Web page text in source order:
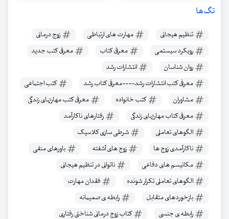
تگ‌ها
تنظیم هیجانی مهارت های ارتباطی
زوج درمانی
رویکرد سیستمی
معرفی کتاب
معرفی کتب جدید
روان شناسان
انتشارات رشد
معرفی کتب انتشارات رشد----معرفی کتاب رشد
کتب اجتماعی
مشاوران
کتب خانواده
معرفی کتب مهارتهای زندگی
معرفی کتاب مهارتهای زندگی
رفتارهای ناکارآمد
الگوهای تعاملی
شرطی سازی کلاسیک
ناکارآمدی زوج ها
زوج های آشفته
باورهای منفی
مکانیسم های دفاعی
ناتوانی در تنظیم هیجانی
الگوهای تعاملی تکرار شونده
فقدان مهارت
بازخوردهای متقابل
رابطه ی صمیمانه
رابطه ی جنسی
کتاب زوج درمانی شناختی رفتاری